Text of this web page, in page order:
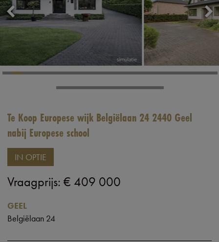
Te Koop Europese wijk Belgiëlaan 24 2440 Geel
nabij Europese school
IN OPTIE
Vraagprijs: € 409 000
GEEL
Belgiëlaan 24